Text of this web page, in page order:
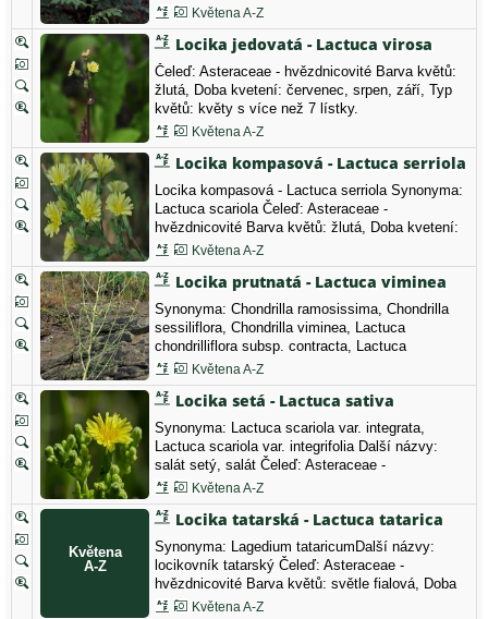
více než 7 lístky, C3 ohrožený druh
Květena A-Z
Locika jedovatá - Lactuca virosa
Čeleď: Asteraceae - hvězdnicovité Barva květů:
žlutá, Doba kvetení: červenec, srpen, září, Typ
květů: květy s více než 7 lístky.
Květena A-Z
Locika kompasová - Lactuca serriola
Locika kompasová - Lactuca serriola Synonyma:
Lactuca scariola Čeleď: Asteraceae -
hvězdnicovité Barva květů: žlutá, Doba kvetení:
červenec, srpen, září, říjen, Typ květů: květy s
více než 7 lístky.
Květena A-Z
Locika prutnatá - Lactuca viminea
Synonyma: Chondrilla ramosissima, Chondrilla
sessiliflora, Chondrilla viminea, Lactuca
chondrilliflora subsp. contracta, Lactuca
contracta, Lactuca decorticata, Lactuca numidica,
Lactuca viminea f. viminea, Lactuca viminea
subsp. viminea, Lactuca viminea var. intricata,
Lactuca viminea var. numidica, Lactuca viminea
var.…
Květena A-Z
Locika setá - Lactuca sativa
Synonyma: Lactuca scariola var. integrata,
Lactuca scariola var. integrifolia Další názvy:
salát setý, salát Čeleď: Asteraceae -
hvězdnicovité Barva květů: žlutá, Doba kvetení:
červen, červenec, srpen, září, Typ květů: květy s
více než 7 lístky, Lactuca sativa var capitata -
salát hlávkový
Květena A-Z
Locika tatarská - Lactuca tatarica
Synonyma: Lagedium tataricumDalší názvy:
locikovník tatarský Čeleď: Asteraceae -
hvězdnicovité Barva květů: světle fialová, Doba
kvetení: červenec, srpen, Typ květů: květy s více
Květena A-Z